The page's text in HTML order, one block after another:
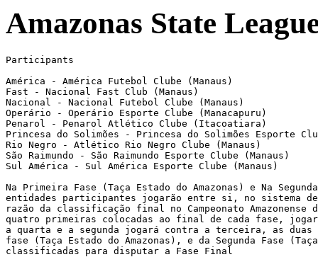
Amazonas State
Participants
América - América Futebol Clube (Manaus)
Fast - Nacional Fast Club (Manaus)
Nacional - Nacional Futebol Clube (Manaus)
Operário - Operário Esporte Clube (Manacapuru)
Penarol - Penarol Atlético Clube (Itacoatiara)
Princesa do Solimões - Princesa do Solimões Esporte
Rio Negro - Atlético Rio Negro Clube (Manaus)
São Raimundo - São Raimundo Esporte Clube (Manaus)
Sul América - Sul América Esporte Clube (Manaus)
Na Primeira Fase (Taça Estado do Amazonas) e Na
entidades participantes jogarão entre si, no sistema
razão da classificação final no Campeonato
quatro primeiras colocadas ao final de cada fase,
a quarta e a segunda jogará contra a terceira, as
fase (Taça Estado do Amazonas), e da Segunda Fase
classificadas para disputar a Fase Final